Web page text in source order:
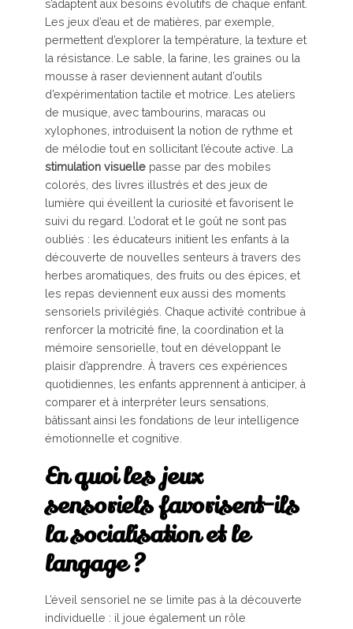
s’adaptent aux besoins évolutifs de chaque enfant.
Les jeux d’eau et de matières, par exemple,
permettent d’explorer la température, la texture et
la résistance. Le sable, la farine, les graines ou la
mousse à raser deviennent autant d’outils
d’expérimentation tactile et motrice. Les ateliers
de musique, avec tambourins, maracas ou
xylophones, introduisent la notion de rythme et
de mélodie tout en sollicitant l’écoute active. La
stimulation visuellepasse par des mobiles
colorés, des livres illustrés et des jeux de
lumière qui éveillent la curiosité et favorisent le
suivi du regard. L’odorat et le goût ne sont pas
oubliés : les éducateurs initient les enfants à la
découverte de nouvelles senteurs à travers des
herbes aromatiques, des fruits ou des épices, et
les repas deviennent eux aussi des moments
sensoriels privilégiés. Chaque activité contribue à
renforcer la motricité fine, la coordination et la
mémoire sensorielle, tout en développant le
plaisir d’apprendre. À travers ces expériences
quotidiennes, les enfants apprennent à anticiper, à
comparer et à interpréter leurs sensations,
bâtissant ainsi les fondations de leur intelligence
émotionnelle et cognitive.
En quoi les jeux
sensoriels favorisent-ils
la socialisation et le
langage ?
L’éveil sensoriel ne se limite pas à la découverte
individuelle : il joue également un rôle